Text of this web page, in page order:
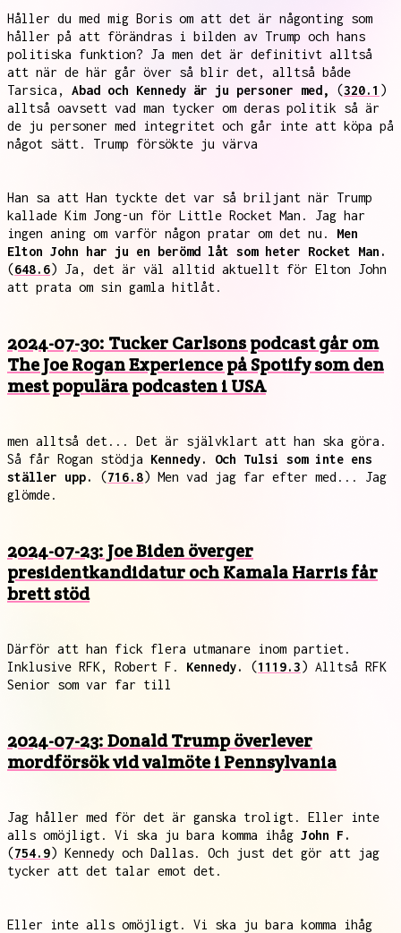
Håller du med mig Boris om att det är någonting som
håller på att förändras i bilden av Trump och hans
politiska funktion? Ja men det är definitivt alltså
att när de här går över så blir det, alltså både
Tarsica, Abad och Kennedy är ju personer med, (320.1 )
alltså oavsett vad man tycker om deras politik så är
de ju personer med integritet och går inte att köpa på
något sätt. Trump försökte ju värva
Han sa att Han tyckte det var så briljant när Trump
kallade Kim Jong-un för Little Rocket Man. Jag har
ingen aning om varför någon pratar om det nu. Men
Elton John har ju en berömd låt som heter Rocket Man.
(648.6) Ja, det är väl alltid aktuellt för Elton John
att prata om sin gamla hitlåt.
2024-07-30: Tucker Carlsons podcast går om
The Joe Rogan Experience på Spotify som den
mest populära podcasten i USA
men alltså det... Det är självklart att han ska göra.
Så får Rogan stödja Kennedy. Och Tulsi som inte ens
ställer upp.
(716.8) Men vad jag far efter med... Jag
glömde.
2024-07-23: Joe Biden överger
presidentkandidatur och Kamala Harris får
brett stöd
Därför att han fick flera utmanare inom partiet.
Inklusive RFK, Robert F. Kennedy. (1119.3) Alltså RFK
Senior som var far till
2024-07-23: Donald Trump överlever
mordförsök vid valmöte i Pennsylvania
Jag håller med för det är ganska troligt. Eller inte
alls omöjligt. Vi ska ju bara komma ihåg John F.
(754.9) Kennedy och Dallas. Och just det gör att jag
tycker att det talar emot det.
Eller inte alls omöjligt. Vi ska ju bara komma ihåg